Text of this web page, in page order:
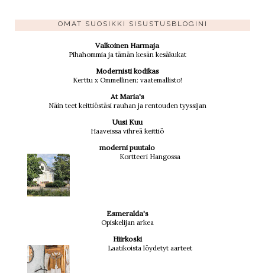
OMAT SUOSIKKI SISUSTUSBLOGINI
Valkoinen Harmaja
Pihahommia ja tämän kesän kesäkukat
Modernisti kodikas
Kerttu x Ommellinen: vaatemallisto!
At Maria's
Näin teet keittiöstäsi rauhan ja rentouden tyyssijan
Uusi Kuu
Haaveissa vihreä keittiö
moderni puutalo
Kortteeri Hangossa
Esmeralda's
Opiskelijan arkea
Hiirkoski
Laatikoista löydetyt aarteet